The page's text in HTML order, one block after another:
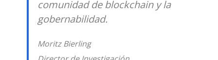
comunidad de blockchain y la
gobernabilidad.
Moritz Bierling